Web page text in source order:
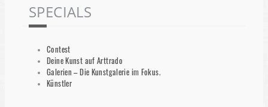
SPECIALS
Contest
Deine Kunst auf Arttrado
Galerien – Die Kunstgalerie im Fokus.
Künstler